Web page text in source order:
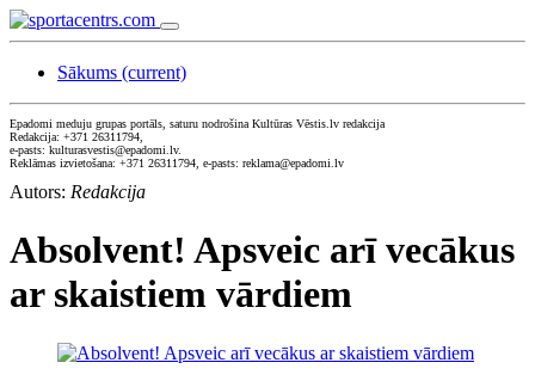
Sākums (current)
Epadomi meduju grupas portāls, saturu nodrošina Kultūras Vēstis.lv redakcija
Redakcija: +371 26311794,
e-pasts: kulturasvestis@epadomi.lv.
Reklāmas izvietošana: +371 26311794, e-pasts: reklama@epadomi.lv
Autors: Redakcija
Absolvent! Apsveic arī vecākus
ar skaistiem vārdiem